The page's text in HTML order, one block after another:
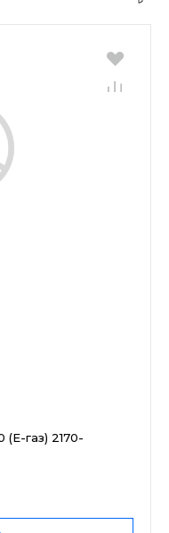
(Е-газ) 2170-